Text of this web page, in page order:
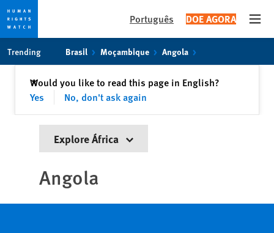
content
Português DOE AGORA
Trending Brasil Moçambique Angola
Would you like to read this page in English?
Yes
No, don't ask again
✕Fechar
Explore África
Angola